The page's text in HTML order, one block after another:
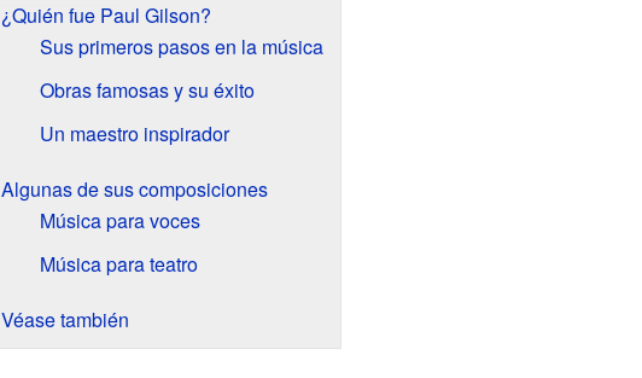
¿Quién fue Paul Gilson?
Sus primeros pasos en la música
Obras famosas y su éxito
Un maestro inspirador
Algunas de sus composiciones
Música para voces
Música para teatro
Véase también